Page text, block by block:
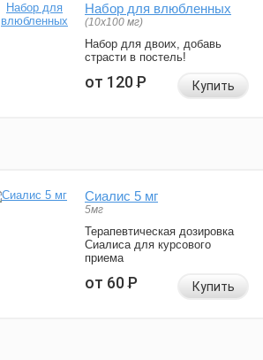
Набор для влюбленных
(10х100 мг)
Набор для двоих, добавь
страсти в постель!
от 120Р Купить
Сиалис 5 мг
5мг
Терапевтическая дозировка
Сиалиса для курсового
приема
от 60Р Купить